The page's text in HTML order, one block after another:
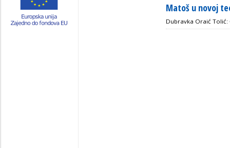
Matoš u novoj
Dubravka Oraić Tolić: